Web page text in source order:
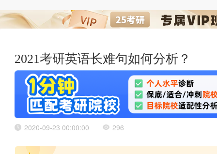
2021考研英语长难句如何分析？
2020-09-23 00:00:00 296